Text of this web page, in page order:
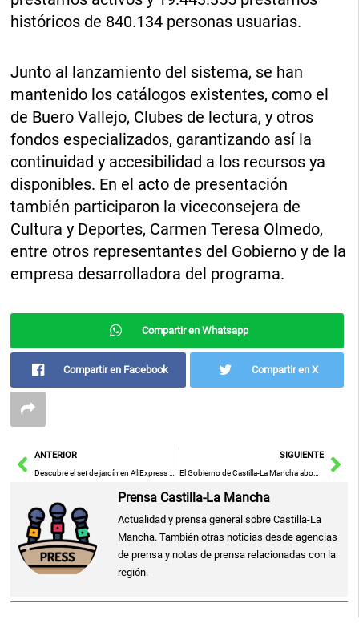
históricos de 840.134 personas usuarias.
Junto al lanzamiento del sistema, se han
mantenido los catálogos existentes, como el
de Buero Vallejo, Clubes de lectura, y otros
fondos especializados, garantizando así la
continuidad y accesibilidad a los recursos ya
disponibles. En el acto de presentación
también participaron la viceconsejera de
Cultura y Deportes, Carmen Teresa Olmedo,
entre otros representantes del Gobierno y de la
empresa desarrolladora del programa.
Compartir en Whatsapp
Compartir en Facebook Compartir en X
AntANTERIOR
Descubre el set de jardín en AliExpress que hará que tus vecinos te envidien, ahora a mitad de precio
SIGUIENTE
El Gobierno de Castilla-La Mancha aboga ante el Ministerio de Juventud e Infancia por un presupuesto adecuado para asistir a Canarias en la crisis migratoria.
Prensa Castilla-La Mancha
Actualidad y prensa general sobre Castilla-La
Mancha. También otras noticias desde agencias
de prensa y notas de prensa relacionadas con la
región.